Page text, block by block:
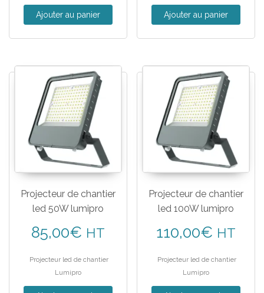
Ajouter au panier Ajouter au panier
Projecteur de chantier
led 50W lumipro
85,00€ HT
Projecteur led de chantier
Lumipro
Projecteur de chantier
led 100W lumipro
110,00€ HT
Projecteur led de chantier
Lumipro